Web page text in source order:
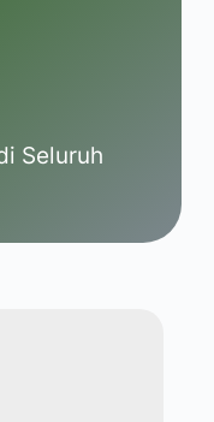
Seluruh